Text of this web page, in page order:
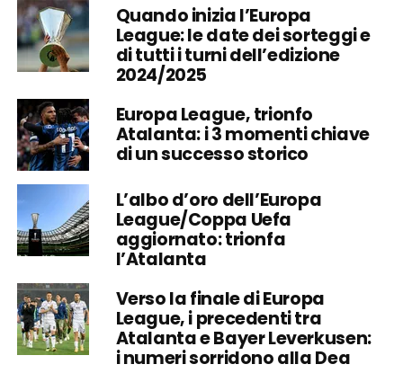
Quando inizia l’Europa
League: le date dei sorteggi e
di tutti i turni dell’edizione
2024/2025
Europa League, trionfo
Atalanta: i 3 momenti chiave
di un successo storico
L’albo d’oro dell’Europa
League/Coppa Uefa
aggiornato: trionfa
l’Atalanta
Verso la finale di Europa
League, i precedenti tra
Atalanta e Bayer Leverkusen:
i numeri sorridono alla Dea